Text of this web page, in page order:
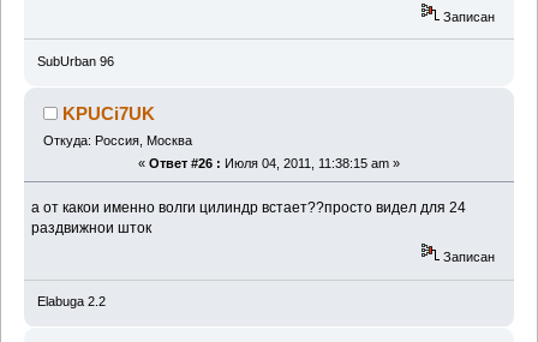
Записан
SubUrban 96
KPUCi7UK
Откуда: Россия, Москва
« Ответ #26 : Июля 04, 2011, 11:38:15 am »
а от какои именно волги цилиндр встает??просто видел для 24
раздвижнои шток
Записан
Elabuga 2.2